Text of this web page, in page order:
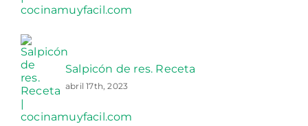
Salpicón de res. Receta
abril 17th, 2023